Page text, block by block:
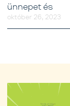
október 26, 2023
ünnepet és